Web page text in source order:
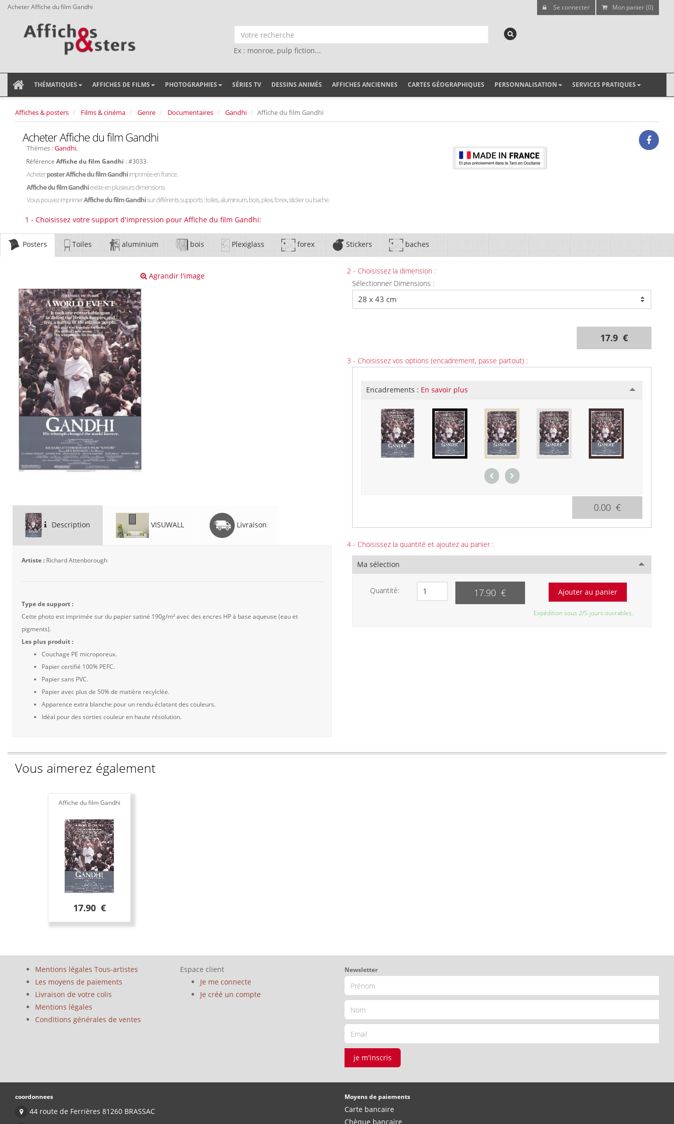
Acheter Affiche du film Gandhi Se connecter Mon panier (0)
Ex : monroe, pulp fiction...
THÉMATIQUES AFFICHES DE FILMS PHOTOGRAPHIES SÉRIES TV DESSINS ANIMÉS AFFICHES ANCIENNES CARTES GÉOGRAPHIQUES PERSONNALISATION SERVICES PRATIQUES
Affiches & posters Films & cinéma Genre Documentaires Gandhi Affiche du film Gandhi
Acheter Affiche du film Gandhi
Thèmes :Gandhi,
Référence Affiche du film Gandhi : #3033
Acheterposter Affiche du film Gandhiimprimée en france.
Affiche du film Gandhiexiste en plusieurs dimensions.
Vous pouvez imprimerAffiche du film Gandhisur différents supports : toiles, aluminium, bois, plexi, forex, sticker ou bache.
1 - Choisissez votre support d'impression pour Affiche du film Gandhi:
Posters Toiles aluminium bois Plexiglass forex Stickers baches
Agrandir l'image
Description VISUWALL Livraison
Artiste : Richard Attenborough
Type de support :
Cette photo est imprimée sur du papier satiné 190g/m² avec des encres HP à base aqueuse (eau et
pigments).
Les plus produit :
Couchage PE microporeux.
Papier certifié 100% PEFC.
Papier sans PVC.
Papier avec plus de 50% de matière recylclée.
Apparence extra blanche pour un rendu éclatant des couleurs.
Idéal pour des sorties couleur en haute résolution.
2 - Choisissez la dimension :
Sélectionner Dimensions :
17.9 €
3 - Choisissez vos options (encadrement, passe partout) :
Encadrements : En savoir plus
0.00 €
4 - Choisissez la quantité et ajoutez au panier :
Ma sélection
Quantité: 17.90 €
Expédition sous 2/5 jours ouvrables.
Vous aimerez également
Affiche du film Gandhi
17.90 €
Mentions légales Tous-artistes
Les moyens de paiements
Livraison de votre colis
Mentions légales
Conditions générales de ventes
Espace client
Je me connecte
Je créé un compte
Newsletter
je m'inscris
coordonnees
44 route de Ferrières 81260 BRASSAC
Moyens de paiements
Carte bancaire
Chèque bancaire